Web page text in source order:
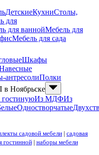
ДетскиеКухниСтолы,
для
для ваннойМебель для
Мебель для сада
Шкафы
антресолиПолки
Ноябрьске
Из МДФИз
Одностворчатые
садовой мебели | садовая
гостинной| наборы мебели